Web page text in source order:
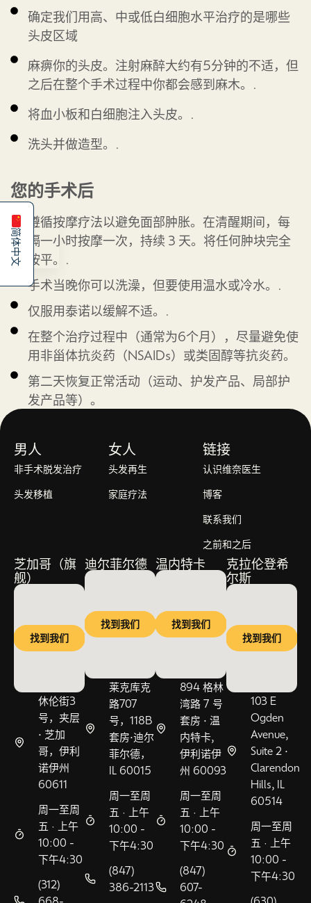
确定我们用高、中或低白细胞水平治疗的是哪些
头皮区域
麻痹你的头皮。注射麻醉大约有5分钟的不适，但
之后在整个手术过程中你都会感到麻木。.
将血小板和白细胞注入头皮。.
洗头并做造型。.
您的手术后
遵循按摩疗法以避免面部肿胀。在清醒期间，每
隔一小时按摩一次，持续 3 天。将任何肿块完全
按平。.
手术当晚你可以洗澡，但要使用温水或冷水。.
仅服用泰诺以缓解不适。.
在整个治疗过程中（通常为6个月），尽量避免使
用非甾体抗炎药（NSAIDs）或类固醇等抗炎药。
第二天恢复正常活动（运动、护发产品、局部护
发产品等）。
男人
非手术脱发治疗
头发移植
女人
头发再生
家庭疗法
链接
认识维奈医生
博客
联系我们
之前和之后
芝加哥（旗
舰）
找到我们
休伦街3
号，夹层
• 芝加
哥，伊利
诺伊州
60611
周一至周
五 · 上午
10:00 -
下午4:30
(312)
迪尔菲尔德
找到我们
莱克库克
路707
号，118B
套房•迪尔
菲尔德，
IL 60015
周一至周
五 · 上午
10:00 -
下午4:30
(847)
386-2113
温内特卡
找到我们
894 格林
湾路 7 号
套房 • 温
内特卡,
伊利诺伊
州 60093
周一至周
五 · 上午
10:00 -
下午4:30
(847)
607-
克拉伦登希
尔斯
找到我们
103 E
Ogden
Avenue,
Suite 2 •
Clarendon
Hills, IL
60514
周一至周
五 · 上午
10:00 -
下午4:30
简体中文
English